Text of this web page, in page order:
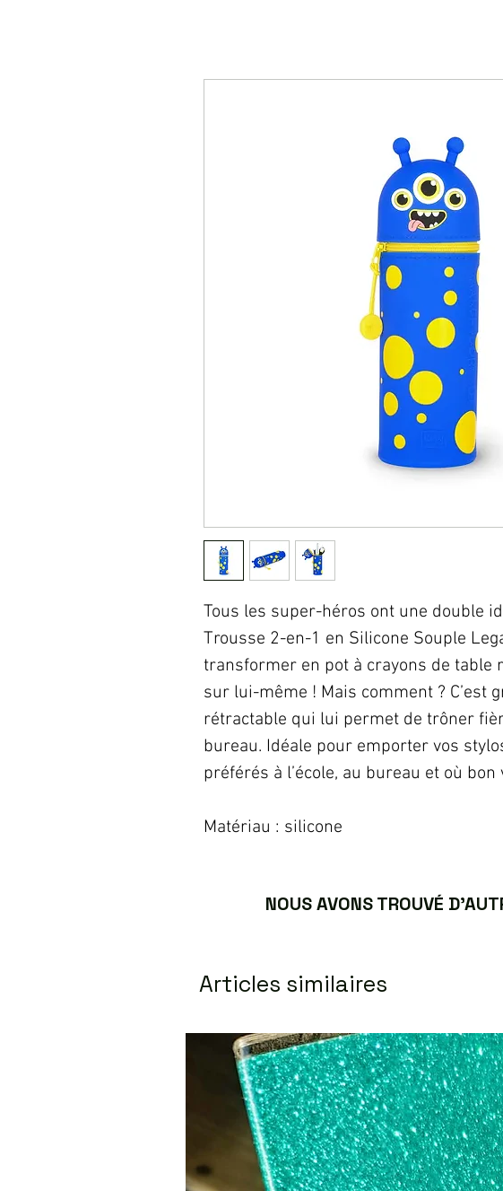
Tous les super-héros ont une double
Trousse 2-en-1 en Silicone Souple
transformer en pot à crayons de table
sur lui-même ! Mais comment ? C’est
rétractable qui lui permet de trôner
bureau. Idéale pour emporter vos
préférés à l’école, au bureau et où bon
Matériau : silicone
NOUS AVONS TROUVÉ
Articles similaires